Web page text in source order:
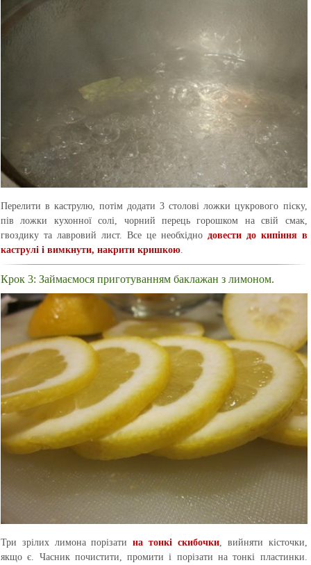
Перелити в каструлю, потім додати 3 столові ложки цукрового піску,
пів ложки кухонної солі, чорний перець горошком на свій смак,
гвоздику та лавровий лист. Все це необхідно довести до кипіння в
каструлі і вимкнути, накрити кришкою.
Крок 3: Займаємося приготуванням баклажан з лимоном.
Три зрілих лимона порізатина тонкі скибочки, вийняти кісточки,
якщо є. Часник почистити, промити і порізати на тонкі пластинки.